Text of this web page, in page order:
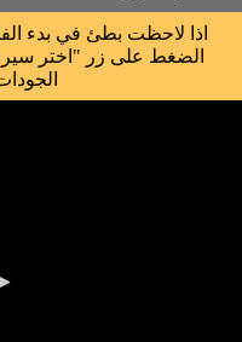
اذا لاحظت بطئ في بدء
الضغط على زر "اختر